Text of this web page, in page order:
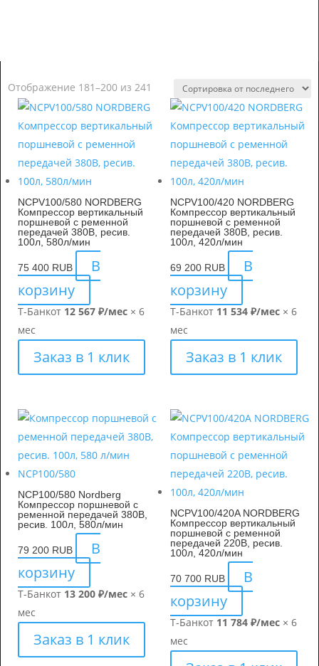
Отображение 181–200 из 241
NCPV100/580 NORDBERG
Компрессор вертикальный
поршневой с ременной
передачей 380В, ресив.
100л, 580л/мин
75 400 RUB
В
корзину
Т-Банкот 12 567 ₽/мес × 6
мес
Заказ в 1 клик
NCPV100/420 NORDBERG
Компрессор вертикальный
поршневой с ременной
передачей 380В, ресив.
100л, 420л/мин
69 200 RUB
В
корзину
Т-Банкот 11 534 ₽/мес × 6
мес
Заказ в 1 клик
NCP100/580 Nordberg
Компрессор поршневой с
ременной передачей 380В,
ресив. 100л, 580л/мин
79 200 RUB
В
корзину
Т-Банкот 13 200 ₽/мес × 6
мес
Заказ в 1 клик
NCPV100/420A NORDBERG
Компрессор вертикальный
поршневой с ременной
передачей 220В, ресив.
100л, 420л/мин
70 700 RUB
В
корзину
Т-Банкот 11 784 ₽/мес × 6
мес